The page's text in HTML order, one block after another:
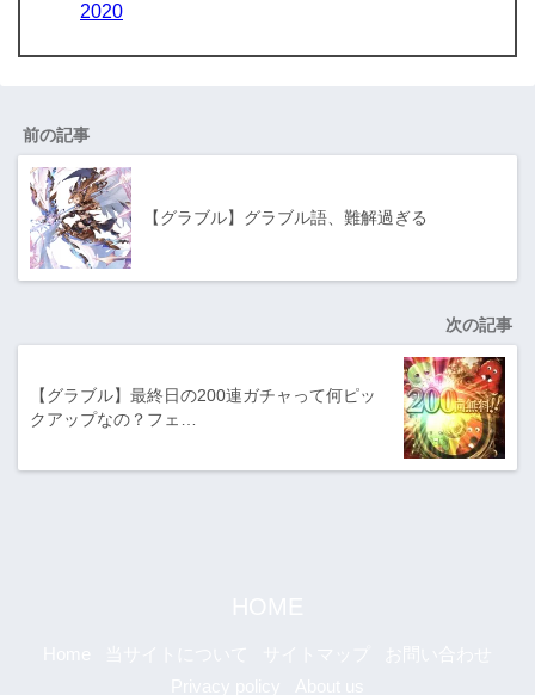
2020
前の記事
【グラブル】グラブル語、難解過ぎる
次の記事
【グラブル】最終日の200連ガチャって何ピッ
クアップなの？フェ…